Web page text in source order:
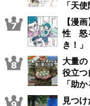
「天使
【漫
性 怒
き！」
大量
役立つ
「助か
見つ